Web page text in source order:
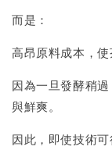
而是：
高昂原料成本，使
因為一旦發酵稍
與鮮爽。
因此，即使技術可